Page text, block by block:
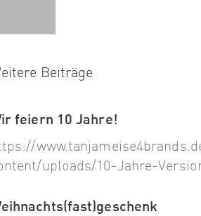
Beiträge
feiern 10 Jahre!
uploads/10-Jahre-